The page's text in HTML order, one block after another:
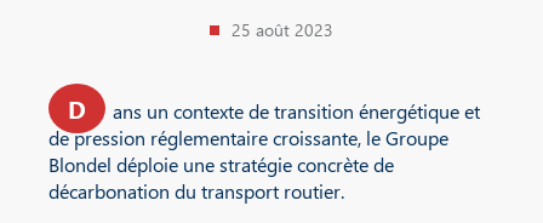
25 août 2023
D
ans un contexte de transition énergétique et
de pression réglementaire croissante, le Groupe
Blondel déploie une stratégie concrète de
décarbonation du transport routier.